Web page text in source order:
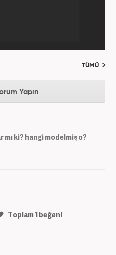
TÜMÜ
Yapın
mı ki? hangi modelmiş o?
Toplam1 beğeni